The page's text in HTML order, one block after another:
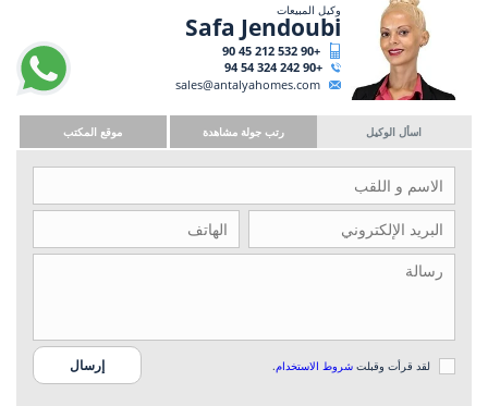
وكيل المبيعات
Safa Jendoubi
+90 532 212 45 90
+90 242 324 54 94
sales@antalyahomes.com
اسأل الوكيل رتب جولة مشاهدة موقع المكتب
لقد قرأت وقبلت شروط الاستخدام.